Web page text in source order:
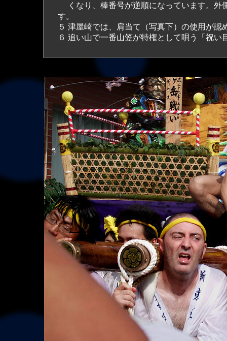
くなり、棒番号が逆順になっています。外
す。
５ 津屋崎では、肩当て（写真下）の使用が
６ 追い山で一番山笠が特権として唄う「祝い